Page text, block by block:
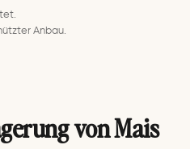
Anbau.
von Mais